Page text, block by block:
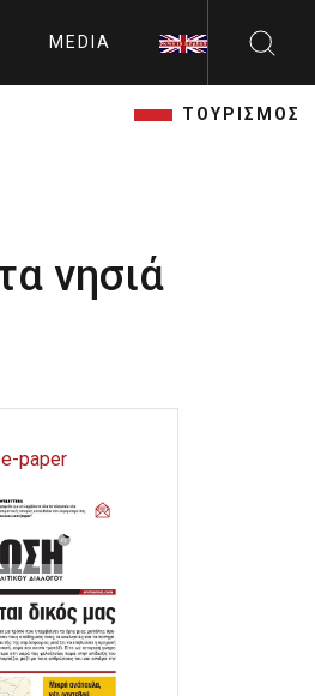
MEDIA
ΤΟΥΡΙΣΜΟΣ
νησιά
paper